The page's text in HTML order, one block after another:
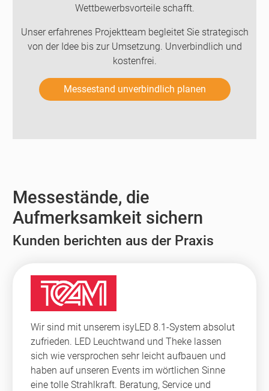
Wettbewerbsvorteile schafft.
Unser erfahrenes Projektteam begleitet Sie strategisch
von der Idee bis zur Umsetzung. Unverbindlich und
kostenfrei.
Messestand unverbindlich planen
Messestände, die
Aufmerksamkeit sichern
Kunden berichten aus der Praxis
Wir sind mit unserem isyLED 8.1-System absolut
zufrieden. LED Leuchtwand und Theke lassen
sich wie versprochen sehr leicht aufbauen und
haben auf unseren Events im wörtlichen Sinne
eine tolle Strahlkraft. Beratung, Service und